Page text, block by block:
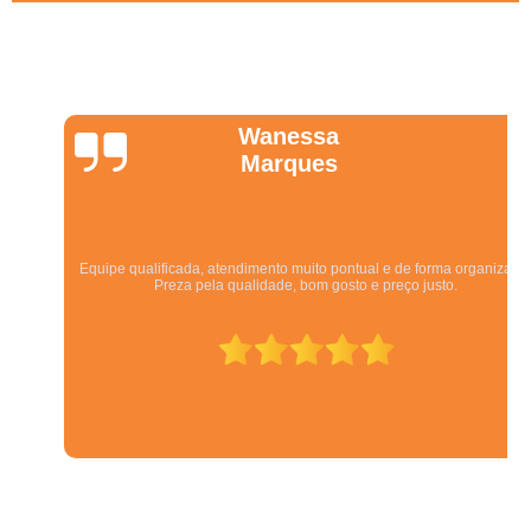
Wanessa
Marques
Equipe qualificada, atendimento muito pontual e de forma organizada.
Preza pela qualidade, bom gosto e preço justo.